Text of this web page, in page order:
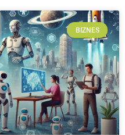
BIZNES